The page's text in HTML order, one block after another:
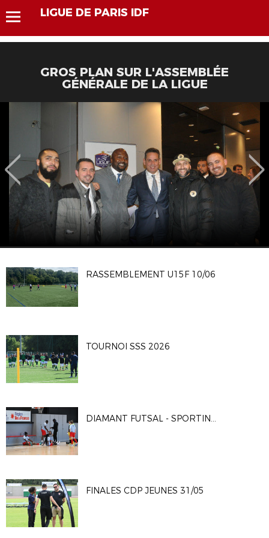
LIGUE DE PARIS IDF
GROS PLAN SUR L'ASSEMBLÉE
GÉNÉRALE DE LA LIGUE
RASSEMBLEMENT U15F 10/06
TOURNOI SSS 2026
DIAMANT FUTSAL - SPORTING CLUB PARIS 4-2
FINALES CDP JEUNES 31/05